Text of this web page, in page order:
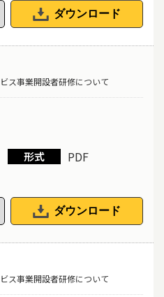
ダウンロード
ス事業開設者研修について
形式 PDF
ダウンロード
ス事業開設者研修について